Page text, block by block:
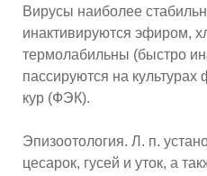
Вирусы наиболее
инактивируются эфиром,
термолабильны (быстро
пассируются на
кур (ФЭК).
Эпизоотология. Л. п.
цесарок, гусей и уток, а